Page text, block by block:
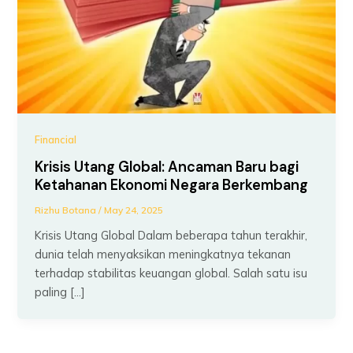
Financial
Krisis Utang Global: Ancaman Baru bagi
Ketahanan Ekonomi Negara Berkembang
Rizhu Botana/May 24, 2025
Krisis Utang Global Dalam beberapa tahun terakhir,
dunia telah menyaksikan meningkatnya tekanan
terhadap stabilitas keuangan global. Salah satu isu
paling […]